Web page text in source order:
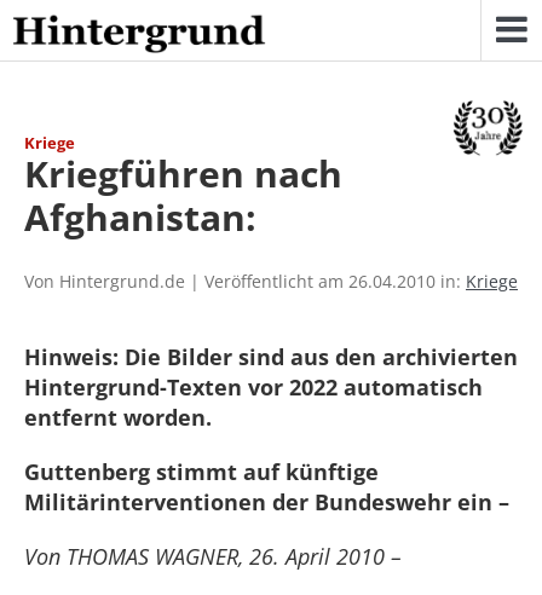
Skip
to
content
Kriege
Kriegführen nach
Afghanistan:
Von Hintergrund.de | Veröffentlicht am 26.04.2010 in: Kriege
Hinweis: Die Bilder sind aus den archivierten
Hintergrund-Texten vor 2022 automatisch
entfernt worden.
Guttenberg stimmt auf künftige
Militärinterventionen der Bundeswehr ein –
Von THOMAS WAGNER, 26. April 2010 –